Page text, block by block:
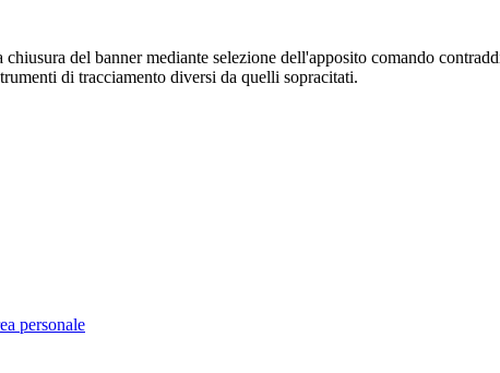
del banner mediante selezione dell'apposito comando
di tracciamento diversi da quelli sopracitati.
personale